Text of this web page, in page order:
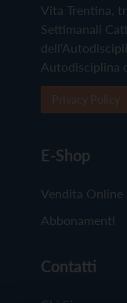
Vita Trentina,
Settimanali
Autodisciplina
E-Shop
Vendita Online
Abbonamenti
Contatti